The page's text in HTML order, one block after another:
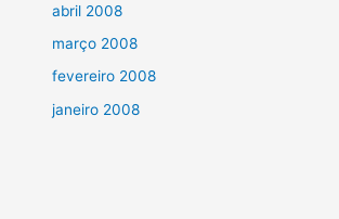
abril 2008
março 2008
fevereiro 2008
janeiro 2008